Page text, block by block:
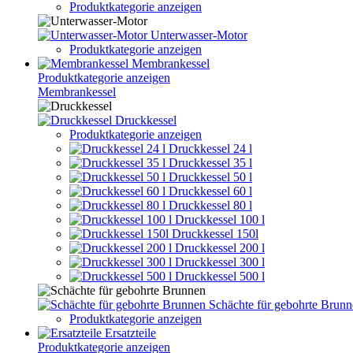
Produktkategorie anzeigen
Unterwasser-Motor
Produktkategorie anzeigen
Membrankessel
Produktkategorie anzeigen
Membrankessel
Druckkessel
Produktkategorie anzeigen
Druckkessel 24 l
Druckkessel 35 l
Druckkessel 50 l
Druckkessel 60 l
Druckkessel 80 l
Druckkessel 100 l
Druckkessel 150l
Druckkessel 200 l
Druckkessel 300 l
Druckkessel 500 l
Schächte für gebohrte
Produktkategorie anzeigen
Ersatzteile
Produktkategorie anzeigen